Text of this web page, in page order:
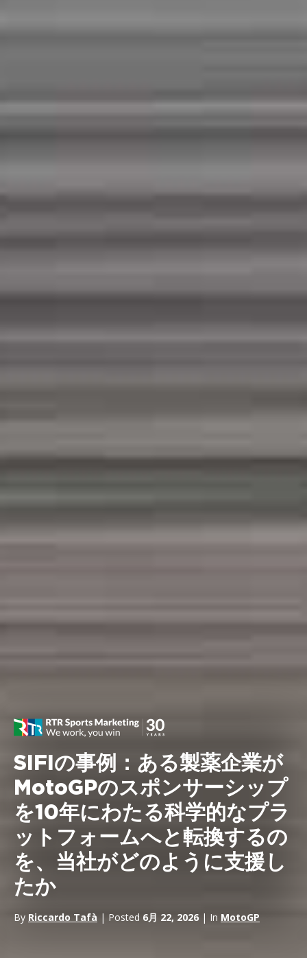
SIFIの事例：ある製薬企業が
MotoGPのスポンサーシップ
を10年にわたる科学的なプラ
ットフォームへと転換するの
を、当社がどのように支援し
たか
By Riccardo Tafà | Posted 6月 22, 2026| In MotoGP